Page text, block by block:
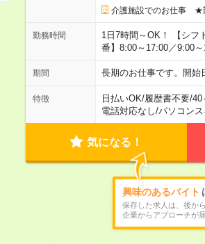
介護施設でのお仕事 ★
勤務時間
1日7時間～OK！ 【シフ
番】8:00～17:00／9:00
期間 長期のお仕事です。開
特徴 日払いOK/履歴書不要/40
電話対応なし/パソコン
気になる！
興味のあるバイト
保存した求人は、後か
企業からアプローチが